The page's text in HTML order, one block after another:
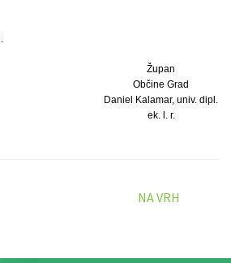
Župan
Občine Grad
Daniel Kalamar, univ. dipl.
ek. l. r.
NA VRH